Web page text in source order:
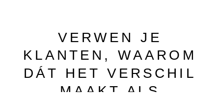
VERWEN JE
KLANTEN, WAAROM
DÁT HET VERSCHIL
MAAKT ALS